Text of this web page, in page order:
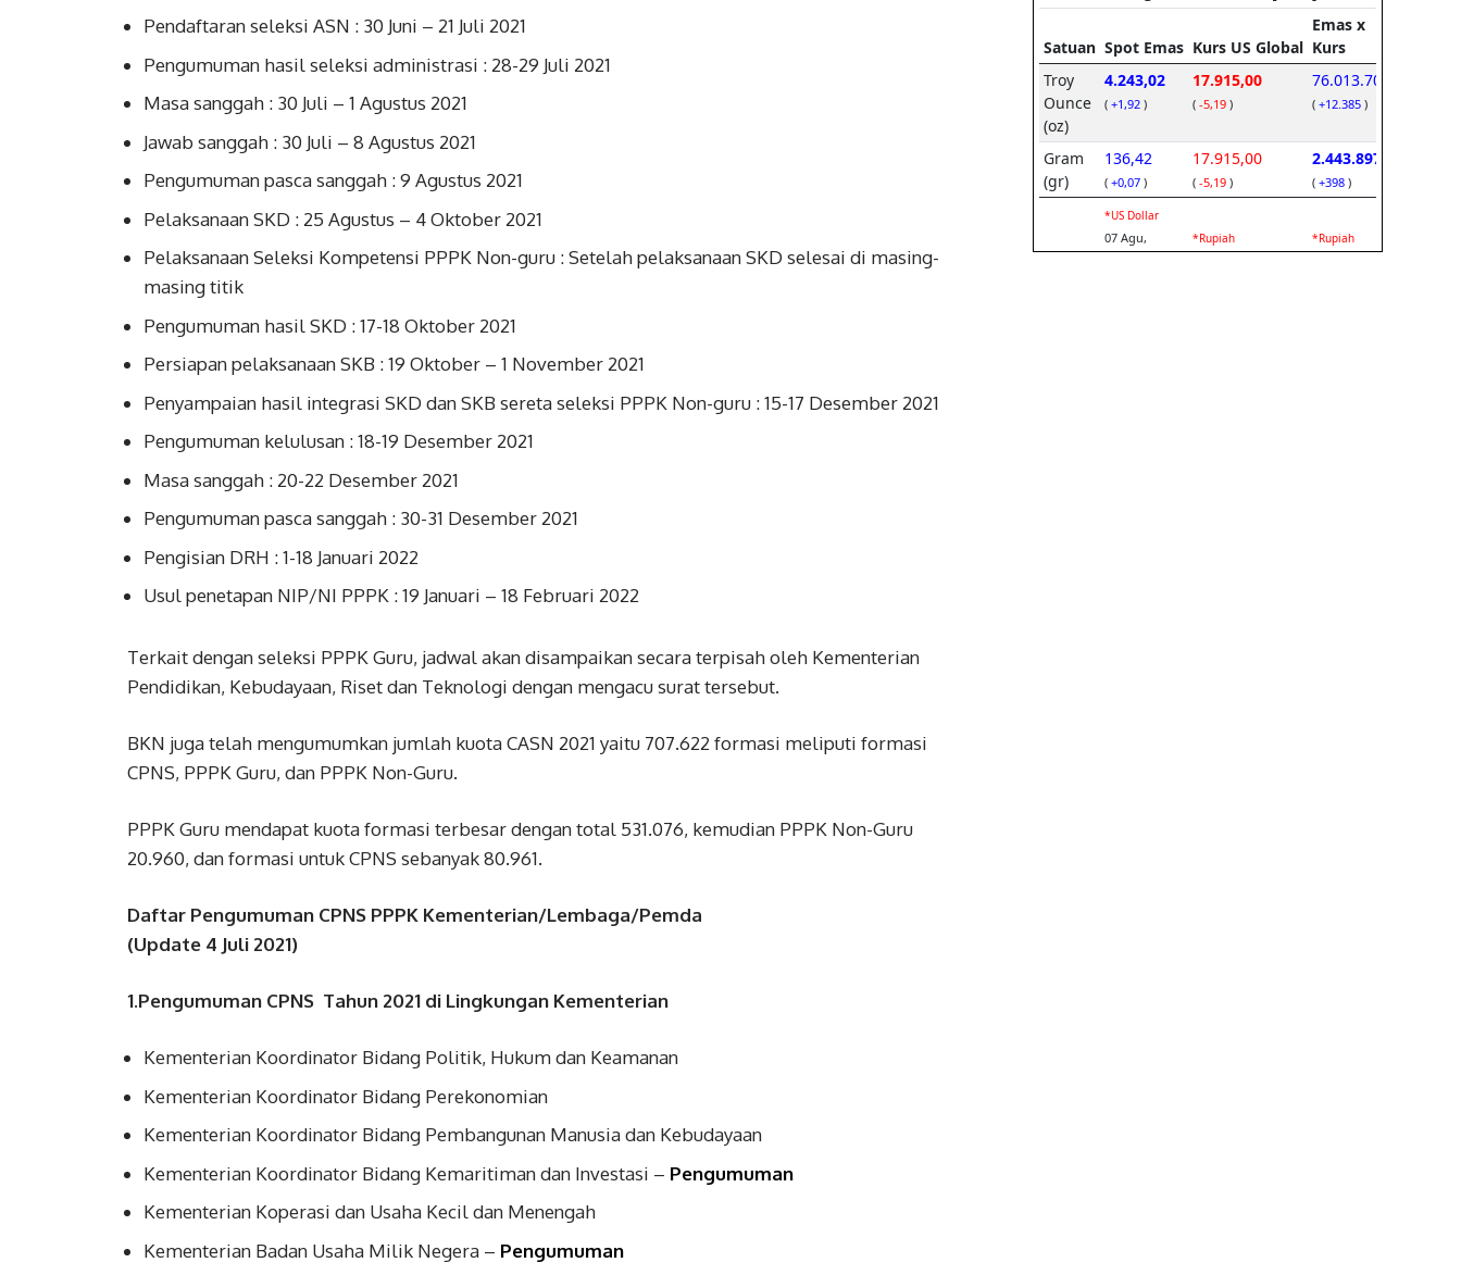
Pendaftaran seleksi ASN : 30 Juni – 21 Juli 2021
Pengumuman hasil seleksi administrasi : 28-29 Juli 2021
Masa sanggah : 30 Juli – 1 Agustus 2021
Jawab sanggah : 30 Juli – 8 Agustus 2021
Pengumuman pasca sanggah : 9 Agustus 2021
Pelaksanaan SKD : 25 Agustus – 4 Oktober 2021
Pelaksanaan Seleksi Kompetensi PPPK Non-guru : Setelah pelaksanaan SKD selesai di masing-
masing titik
Pengumuman hasil SKD : 17-18 Oktober 2021
Persiapan pelaksanaan SKB : 19 Oktober – 1 November 2021
Penyampaian hasil integrasi SKD dan SKB sereta seleksi PPPK Non-guru : 15-17 Desember 2021
Pengumuman kelulusan : 18-19 Desember 2021
Masa sanggah : 20-22 Desember 2021
Pengumuman pasca sanggah : 30-31 Desember 2021
Pengisian DRH : 1-18 Januari 2022
Usul penetapan NIP/NI PPPK : 19 Januari – 18 Februari 2022
Terkait dengan seleksi PPPK Guru, jadwal akan disampaikan secara terpisah oleh Kementerian
Pendidikan, Kebudayaan, Riset dan Teknologi dengan mengacu surat tersebut.
BKN juga telah mengumumkan jumlah kuota CASN 2021 yaitu 707.622 formasi meliputi formasi
CPNS, PPPK Guru, dan PPPK Non-Guru.
PPPK Guru mendapat kuota formasi terbesar dengan total 531.076, kemudian PPPK Non-Guru
20.960, dan formasi untuk CPNS sebanyak 80.961.
Daftar Pengumuman CPNS PPPK Kementerian/Lembaga/Pemda
(Update 4 Juli 2021)
1.Pengumuman CPNS Tahun 2021 di Lingkungan Kementerian
Kementerian Koordinator Bidang Politik, Hukum dan Keamanan
Kementerian Koordinator Bidang Perekonomian
Kementerian Koordinator Bidang Pembangunan Manusia dan Kebudayaan
Kementerian Koordinator Bidang Kemaritiman dan Investasi – Pengumuman
Kementerian Koperasi dan Usaha Kecil dan Menengah
Kementerian Badan Usaha Milik Negera – Pengumuman